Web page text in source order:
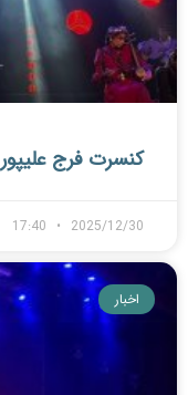
کنسرت فرج علیپور
2025/12/30
اخبار